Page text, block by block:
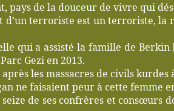
pays de la douceur de vivre qui
d’un terroriste est un terroriste,
qui a assisté la famille de
Gezi en 2013.
les massacres de civils kurdes
ne faisaient peur à cette
de ses confrères et